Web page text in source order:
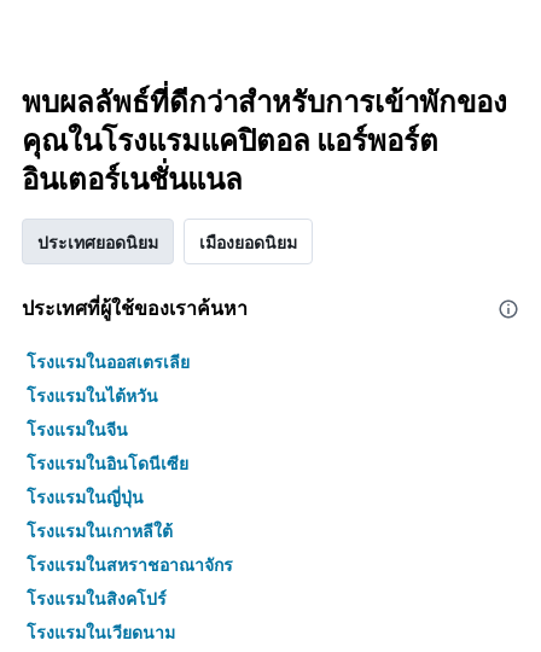
พบผลลัพธ์ที่ดีกว่าสำหรับการเข้าพักของ
คุณในโรงแรมแคปิตอล แอร์พอร์ต
อินเตอร์เนชั่นแนล
ประเทศยอดนิยม เมืองยอดนิยม
ประเทศที่ผู้ใช้ของเราค้นหา
โรงแรมในออสเตรเลีย
โรงแรมในไต้หวัน
โรงแรมในจีน
โรงแรมในอินโดนีเซีย
โรงแรมในญี่ปุ่น
โรงแรมในเกาหลีใต้
โรงแรมในสหราชอาณาจักร
โรงแรมในสิงคโปร์
โรงแรมในเวียดนาม